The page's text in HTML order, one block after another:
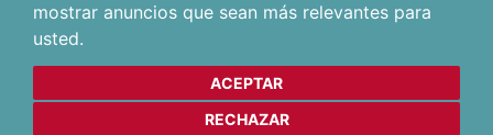
mostrar anuncios que sean más relevantes para
usted.
ACEPTAR
RECHAZAR